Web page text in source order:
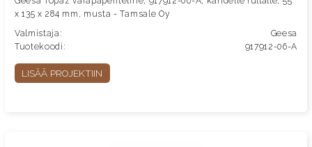
x 135 x 284 mm, musta - Tamsale Oy
Valmistaja:
Geesa
Tuotekoodi:
917912-06-A
LISÄÄ PROJEKTIIN